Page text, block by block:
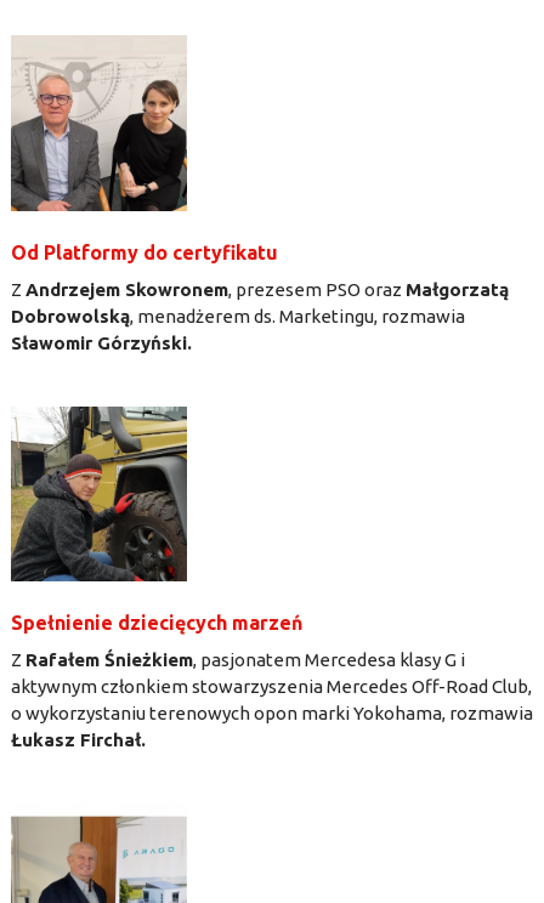
Od Platformy do certyfikatu
Z Andrzejem Skowronem, prezesem PSO oraz Małgorzatą
Dobrowolską, menadżerem ds. Marketingu, rozmawia
Sławomir Górzyński.
Spełnienie dziecięcych marzeń
Z Rafałem Śnieżkiem, pasjonatem Mercedesa klasy G i
aktywnym członkiem stowarzyszenia Mercedes Off-Road Club,
o wykorzystaniu terenowych opon marki Yokohama, rozmawia
Łukasz Firchał.